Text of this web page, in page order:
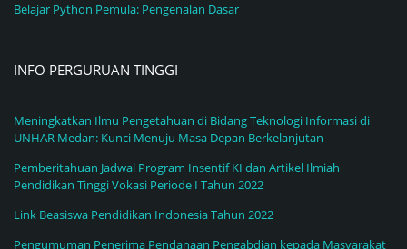
Belajar Python Pemula: Pengenalan Dasar
INFO PERGURUAN TINGGI
Meningkatkan Ilmu Pengetahuan di Bidang Teknologi Informasi di
UNHAR Medan: Kunci Menuju Masa Depan Berkelanjutan
Pemberitahuan Jadwal Program Insentif KI dan Artikel Ilmiah
Pendidikan Tinggi Vokasi Periode I Tahun 2022
Link Beasiswa Pendidikan Indonesia Tahun 2022
Pengumuman Penerima Pendanaan Pengabdian kepada Masyarakat